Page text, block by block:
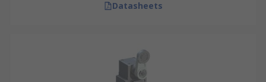
Datasheets